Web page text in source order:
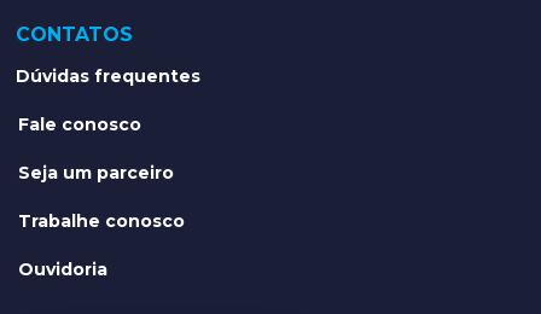
CONTATOS
Dúvidas frequentes
Fale conosco
Seja um parceiro
Trabalhe conosco
Ouvidoria